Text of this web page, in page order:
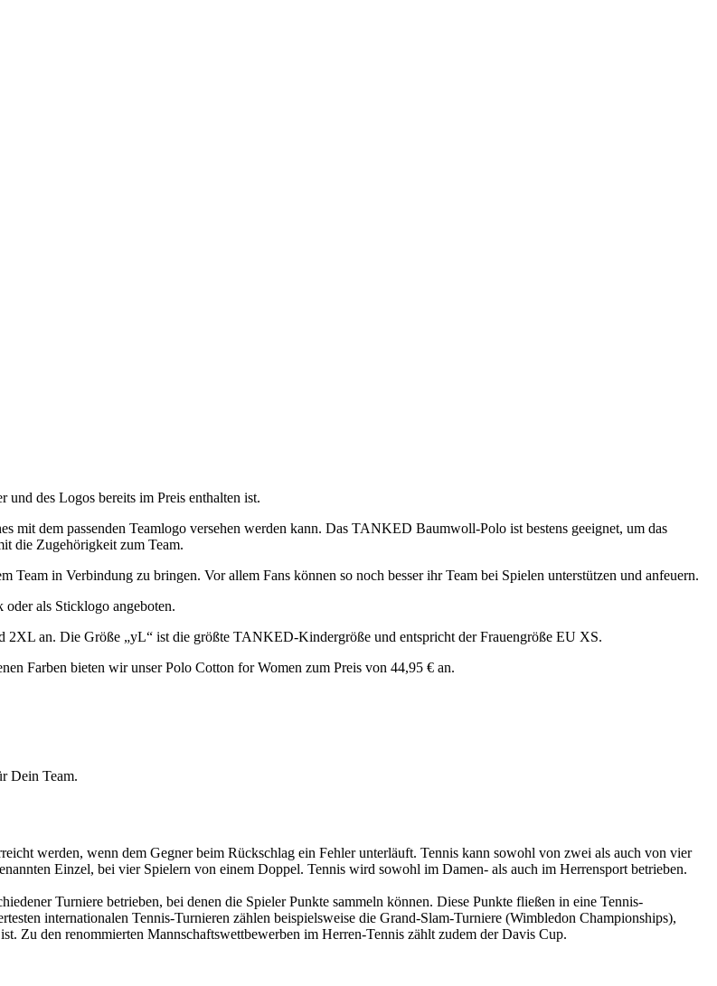
des Logos bereits im Preis enthalten ist.
dem passenden Teamlogo versehen werden kann. Das TANKED Baumwoll-Polo ist bestens geeignet, um das
die Zugehörigkeit zum Team.
in Verbindung zu bringen. Vor allem Fans können so noch besser ihr Team bei Spielen unterstützen und anfeuern.
als Sticklogo angeboten.
an. Die Größe „yL“ ist die größte TANKED-Kindergröße und entspricht der Frauengröße EU XS.
Farben bieten wir unser Polo Cotton for Women zum Preis von 44,95 € an.
Dein Team.
werden, wenn dem Gegner beim Rückschlag ein Fehler unterläuft. Tennis kann sowohl von zwei als auch von vier
Einzel, bei vier Spielern von einem Doppel. Tennis wird sowohl im Damen- als auch im Herrensport betrieben.
Turniere betrieben, bei denen die Spieler Punkte sammeln können. Diese Punkte fließen in eine Tennis-
internationalen Tennis-Turnieren zählen beispielsweise die Grand-Slam-Turniere (Wimbledon Championships),
Zu den renommierten Mannschaftswettbewerben im Herren-Tennis zählt zudem der Davis Cup.